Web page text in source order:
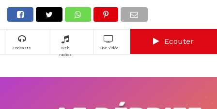
Podcasts
Web
radios
Live vidéo
Ecouter